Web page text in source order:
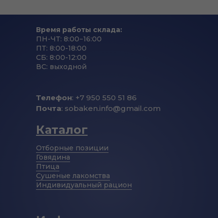
Время работы склада:
ПН-ЧТ: 8:00−16:00
ПТ: 8:00-18:00
СБ: 8:00-12:00
ВС: выходной
Каталог
Отборные позиции
Говядина
Птица
Сушеные лакомства
Индивидуальный рацион
Телефон: +7 950 550 51 86
Почта: sobaken.info@gmail.com